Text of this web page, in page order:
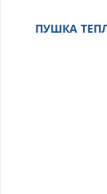
ПУШКА